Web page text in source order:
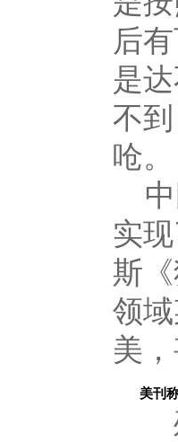
后
是
不
呛。
中
实
斯
领
美
美刊称
歼